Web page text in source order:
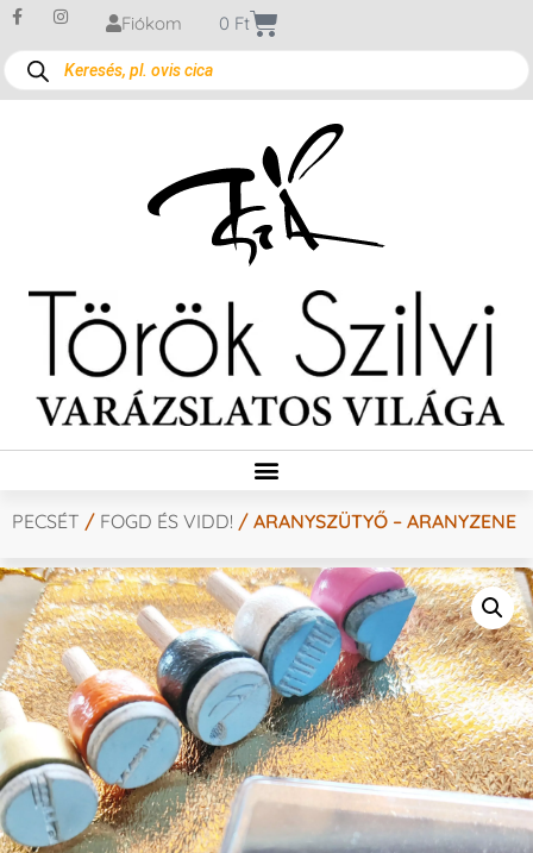
Fiókom 0 Ft
PECSÉT / FOGD ÉS VIDD! / ARANYSZÜTYŐ – ARANYZENE